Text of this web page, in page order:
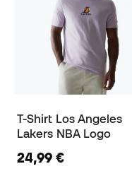
T-Shirt Los Angeles
Lakers NBA Logo
24,99 €